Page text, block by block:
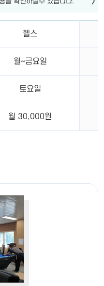
헬스
월~금요일
토요일
월 30,000원